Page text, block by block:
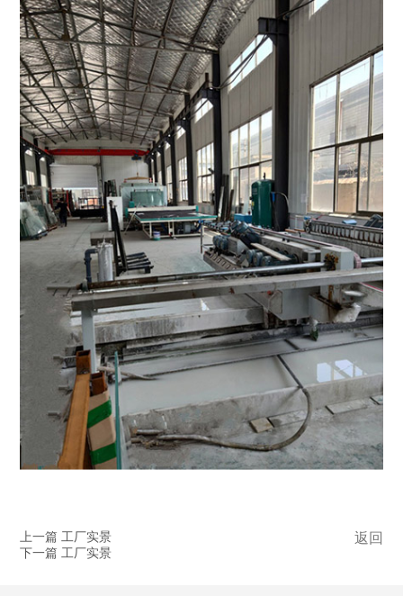
返回
上一篇 工厂实景
下一篇 工厂实景